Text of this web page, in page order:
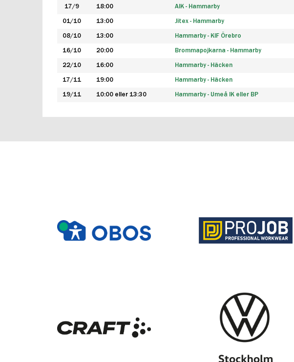
17/9 18:00 AIK - Hammarby
01/10 13:00 Jitex - Hammarby
08/10 13:00 Hammarby - KIF Örebro
16/10 20:00 Brommapojkarna - Hammarby
22/10 16:00 Hammarby - Häcken
17/11 19:00 Hammarby - Häcken
19/11 10:00 eller 13:30 Hammarby - Umeå IK eller BP